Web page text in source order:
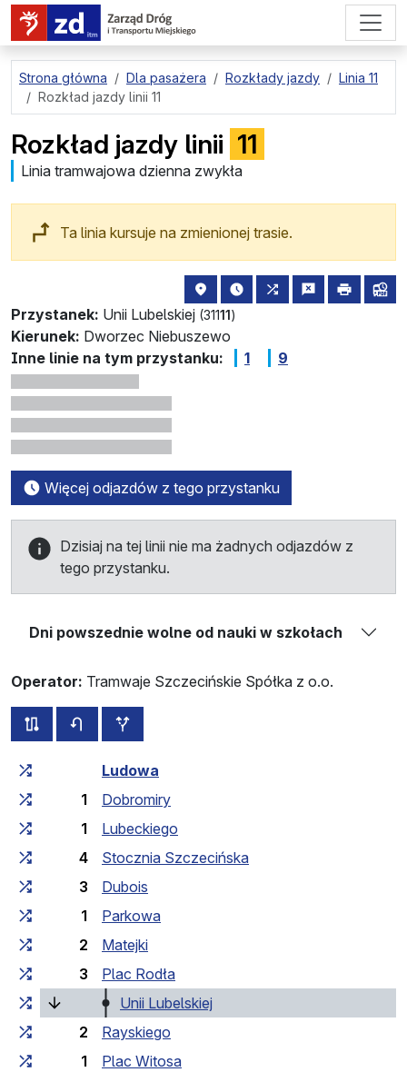
przejdź do treści strony
Strona główna Dla pasażera Rozkłady jazdy
Linia 11
Rozkład jazdy linii 11
Rozkład jazdy linii 11
Linia tramwajowa dzienna zwykła
Ta linia kursuje na zmienionej trasie.
Przystanek: Unii Lubelskiej (31111)
lokalizacja przystanku na mapie
najbliższe odjazdy z tego
wszystkie linie
zgłośdrukuj
Kierunek: Dworzec Niebuszewo
Inne linie na tym przystanku:
1 9
Więcej odjazdów z tego przystanku
Dzisiaj na tej linii nie ma żadnych odjazdów z
tego przystanku.
Dni powszednie wolne od nauki w szkołach
Operator: Tramwaje Szczecińskie Spółka z o.o.
wszystkie trasy tej linii
rozkład jazdy dla przeciwnego kierunku
Czas przejazdu narastająco
Ludowa
1
Dobromiry
1
Lubeckiego
4
Stocznia Szczecińska
3
Dubois
1
Parkowa
2
Matejki
3
Plac Rodła
Unii Lubelskiej
2
Rayskiego
1
Plac Witosa